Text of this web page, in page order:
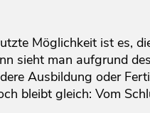
Möglichkeit ist es,
sieht man aufgrund
Ausbildung oder
bleibt gleich: Vom